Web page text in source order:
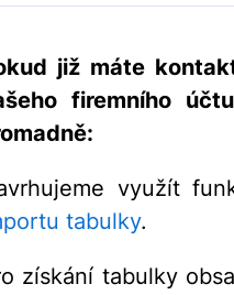
již máte
firemního
využít
tabulky.
získání tabulky